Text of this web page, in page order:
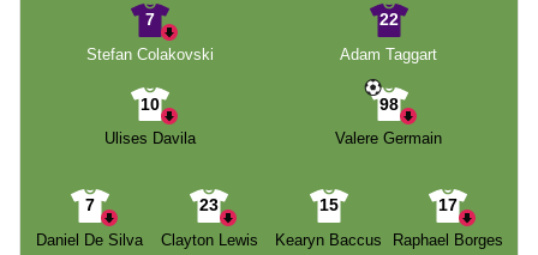
7
Stefan Colakovski
22
Adam Taggart
10
Ulises Davila
98
Valere Germain
7
Daniel De Silva
23
Clayton Lewis
15
Kearyn Baccus
17
Raphael Borges